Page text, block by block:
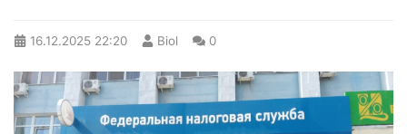
16.12.2025 22:20 Biol 0